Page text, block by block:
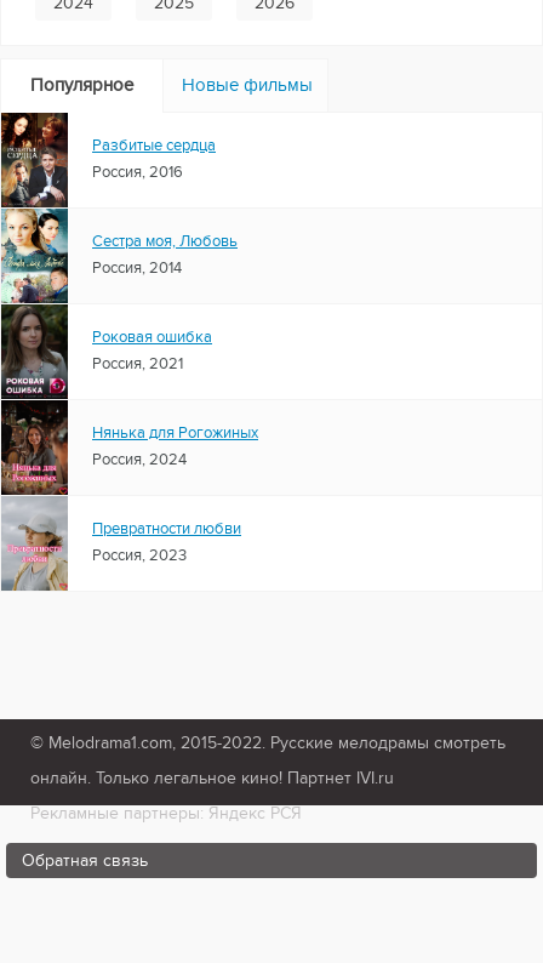
Популярное Новые фильмы
Разбитые сердца
Россия, 2016
Сестра моя, Любовь
Россия, 2014
Роковая ошибка
Россия, 2021
Нянька для Рогожиных
Россия, 2024
Превратности любви
Россия, 2023
© Melodrama1.com, 2015-2022. Русские мелодрамы смотреть
онлайн. Только легальное кино! Партнет IVI.ru
Рекламные партнеры: Яндекс РСЯ
Обратная связь